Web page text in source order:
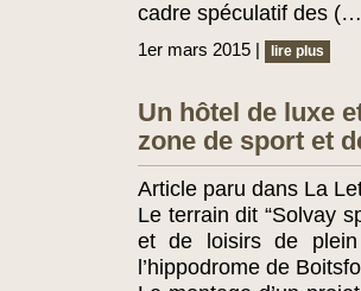
cadre spéculatif des
1er mars 2015 | lire plus
Un hôtel de luxe
zone de sport et
Article paru dans La
Le terrain dit “Solvay
et de loisirs de
l’hippodrome de